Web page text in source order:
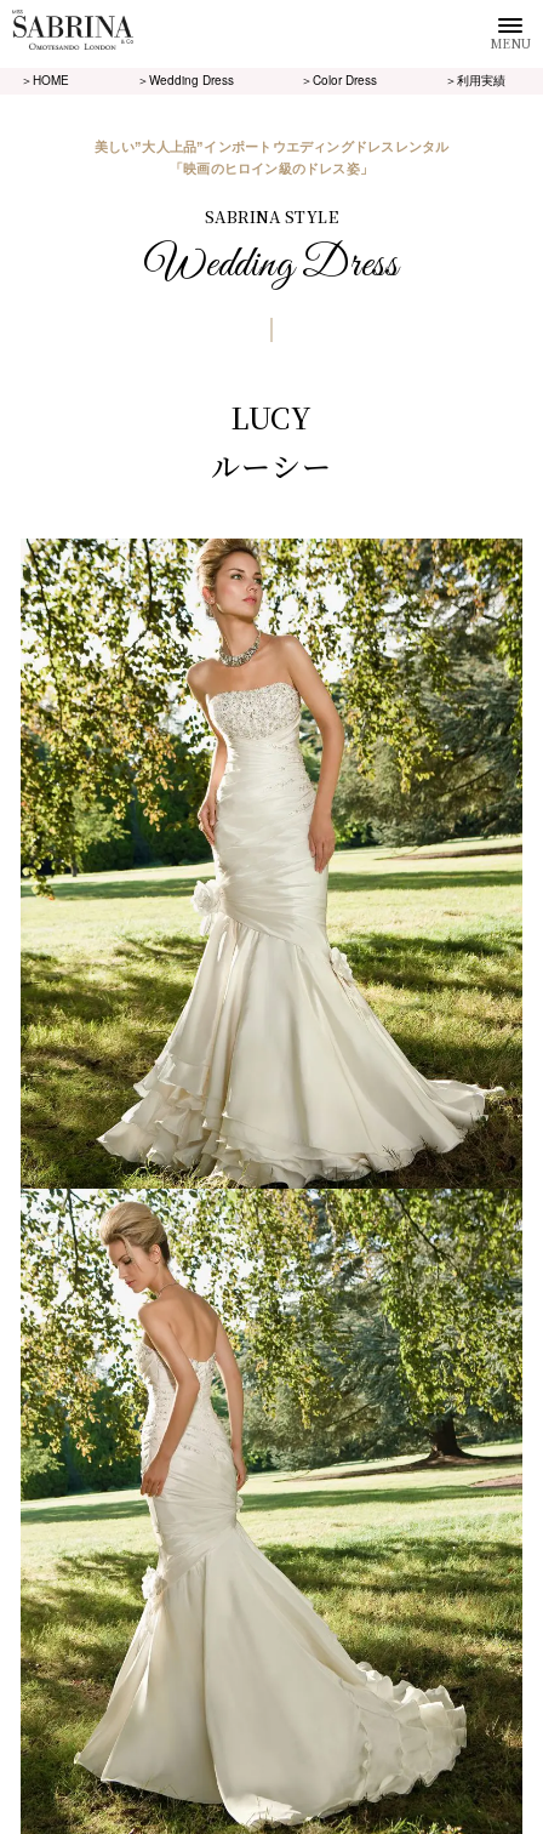
MENU
＞HOME ＞Wedding Dress ＞Color Dress ＞利用実績
美しい”大人上品”インポートウエディングドレスレンタル
「映画のヒロイン級のドレス姿」
SABRINA STYLE
Wedding Dress
LUCY
ルーシー